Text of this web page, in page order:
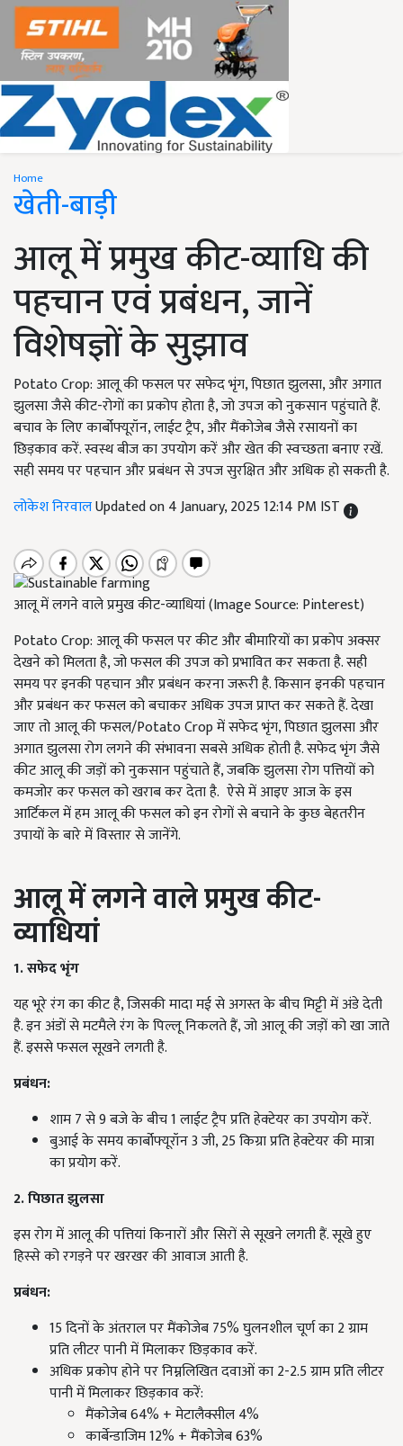
Home
खेती-बाड़ी
आलू में प्रमुख कीट-व्याधि की
पहचान एवं प्रबंधन, जानें
विशेषज्ञों के सुझाव
Potato Crop: आलू की फसल पर सफेद भृंग, पिछात झुलसा, और अगात
झुलसा जैसे कीट-रोगों का प्रकोप होता है, जो उपज को नुकसान पहुंचाते हैं.
बचाव के लिए कार्बोफ्यूरॉन, लाईट ट्रैप, और मैंकोजेब जैसे रसायनों का
छिड़काव करें. स्वस्थ बीज का उपयोग करें और खेत की स्वच्छता बनाए रखें.
सही समय पर पहचान और प्रबंधन से उपज सुरक्षित और अधिक हो सकती है.
लोकेश निरवालUpdated on 4 January, 2025 12:14 PM IST
आलू में लगने वाले प्रमुख कीट-व्याधियां (Image Source: Pinterest)
Potato Crop: आलू की फसल पर कीट और बीमारियों का प्रकोप अक्सर
देखने को मिलता है, जो फसल की उपज को प्रभावित कर सकता है. सही
समय पर इनकी पहचान और प्रबंधन करना जरूरी है. किसान इनकी पहचान
और प्रबंधन कर फसल को बचाकर अधिक उपज प्राप्त कर सकते हैं. देखा
जाए तो आलू की फसल/Potato Cropमें सफेद भृंग, पिछात झुलसा और
अगात झुलसा रोग लगने की संभावना सबसे अधिक होती है. सफेद भृंग जैसे
कीट आलू की जड़ों को नुकसान पहुंचाते हैं, जबकि झुलसा रोग पत्तियों को
कमजोर कर फसल को खराब कर देता है. ऐसे में आइए आज के इस
आर्टिकल में हम आलू की फसल को इन रोगों से बचाने के कुछ बेहतरीन
उपायों के बारे में विस्तार से जानेंगे.
आलू में लगने वाले प्रमुख कीट-
व्याधियां
1. सफेद भृंग
यह भूरे रंग का कीट है, जिसकी मादा मई से अगस्त के बीच मिट्टी में अंडे देती
है. इन अंडों से मटमैले रंग के पिल्लू निकलते हैं, जो आलू की जड़ों को खा जाते
हैं. इससे फसल सूखने लगती है.
प्रबंधन:
शाम 7 से 9 बजे के बीच 1 लाईट ट्रैप प्रति हेक्टेयर का उपयोग करें.
बुआई के समय कार्बोफ्यूरॉन 3 जी, 25 किग्रा प्रति हेक्टेयर की मात्रा
का प्रयोग करें.
2. पिछात झुलसा
इस रोग में आलू की पत्तियां किनारों और सिरों से सूखने लगती हैं. सूखे हुए
हिस्से को रगड़ने पर खरखर की आवाज आती है.
प्रबंधन:
15 दिनों के अंतराल पर मैंकोजेब 75% घुलनशील चूर्ण का 2 ग्राम
प्रति लीटर पानी में मिलाकर छिड़काव करें.
अधिक प्रकोप होने पर निम्नलिखित दवाओं का 2-2.5 ग्राम प्रति लीटर
पानी में मिलाकर छिड़काव करें:
मैंकोजेब 64% + मेटालैक्सील 4%
कार्बेन्डाजिम 12% + मैंकोजेब 63%